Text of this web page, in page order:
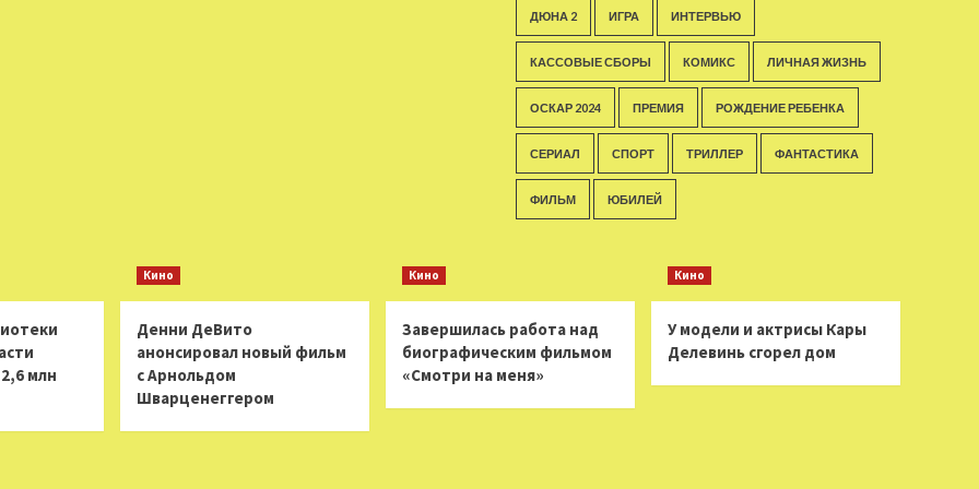
ДЮНА 2 ИГРА ИНТЕРВЬЮ
КАССОВЫЕ СБОРЫ КОМИКС ЛИЧНАЯ ЖИЗНЬ
ОСКАР 2024 ПРЕМИЯ РОЖДЕНИЕ РЕБЕНКА
СЕРИАЛ СПОРТ ТРИЛЛЕР ФАНТАСТИКА
ФИЛЬМ ЮБИЛЕЙ
млн
Кино
Денни ДеВито
анонсировал новый фильм
с Арнольдом
Шварценеггером
Кино
Завершилась работа над
биографическим фильмом
«Смотри на меня»
Кино
У модели и актрисы Кары
Делевинь сгорел дом